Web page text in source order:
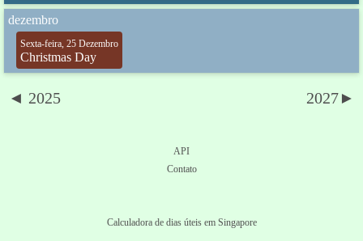
dezembro
Sexta-feira, 25 Dezembro
Christmas Day
◄ 2025 2027►
API
Contato
Calculadora de dias úteis em Singapore